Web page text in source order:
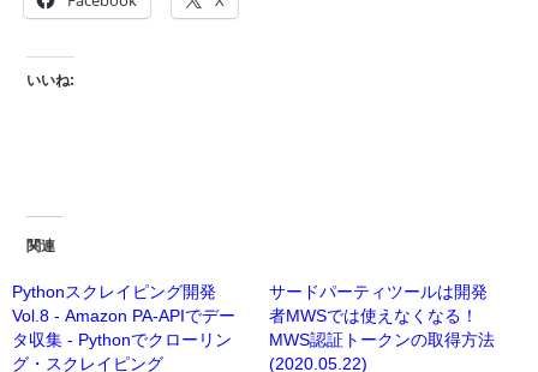
いいね:
関連
Pythonスクレイピング開発
Vol.8 - Amazon PA-APIでデー
タ収集 - Pythonでクローリン
グ・スクレイピング
サードパーティツールは開発
者MWSでは使えなくなる！
MWS認証トークンの取得方法
(2020.05.22)